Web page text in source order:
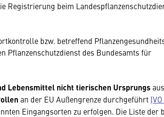
Registrierung beim
bzw. betreffend
Pflanzenschutzdienst des Bundesamts für
Lebensmittel nicht tierischen Ursprungs
an der EU Außengrenze durchgeführt
Eingangsorten zu erfolgen. Die Liste der